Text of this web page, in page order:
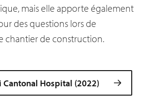
mais elle apporte également
des questions lors de
chantier de construction.
Cantonal Hospital (2022)